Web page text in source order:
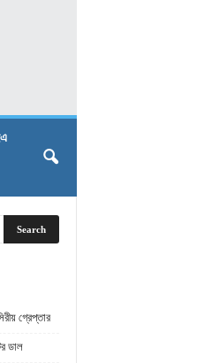
গ্রেপ্তার
ডাল